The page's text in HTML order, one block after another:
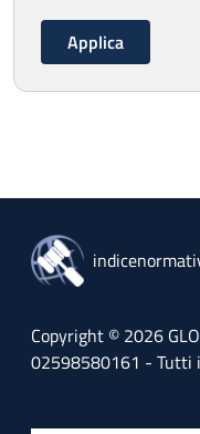
Copyright © 2026
02598580161 -